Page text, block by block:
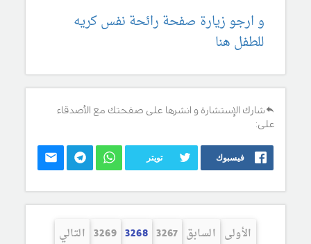
و ارجو زيارة صفحة رائحة نفس كريه
للطفل هنا
شارك الإستشارة و انشرها على صفحتك مع الأصدقاء
على:
فيسبوك تويتر
الأولى السابق 3267
3268
3269 التالي